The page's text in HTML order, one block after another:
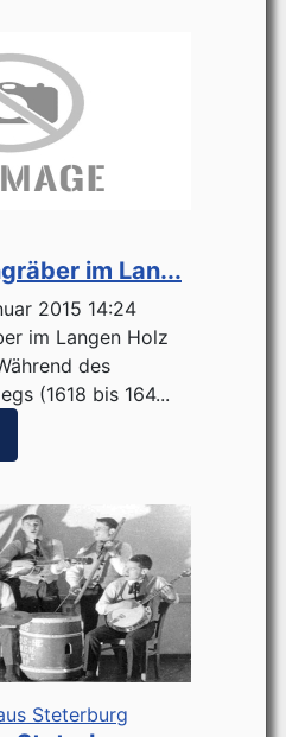
im Lan...
2015 14:24
im Langen Holz
des
(1618 bis 164...
Steterburg